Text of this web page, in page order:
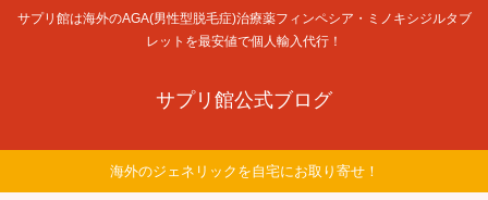
サプリ館は海外のAGA(男性型脱毛症)治療薬フィンペシア・ミノキシジルタブ
レットを最安値で個人輸入代行！
サプリ館公式ブログ
海外のジェネリックを自宅にお取り寄せ！